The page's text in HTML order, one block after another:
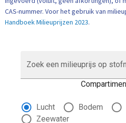
CAS-nummer. Voor het gebruik van
Handboek Milieuprijzen 2023.